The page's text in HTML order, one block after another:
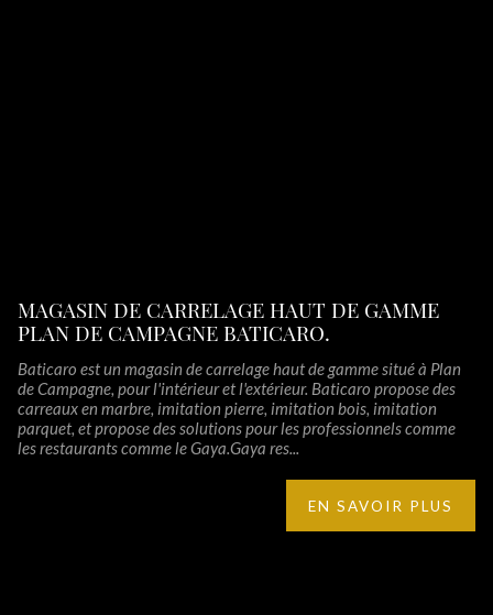
MAGASIN DE CARRELAGE HAUT DE GAMME
PLAN DE CAMPAGNE BATICARO.
Baticaro est un magasin de carrelage haut de gamme situé à Plan
de Campagne, pour l'intérieur et l'extérieur. Baticaro propose des
carreaux en marbre, imitation pierre, imitation bois, imitation
parquet, et propose des solutions pour les professionnels comme
les restaurants comme le Gaya.Gaya res...
EN SAVOIR PLUS